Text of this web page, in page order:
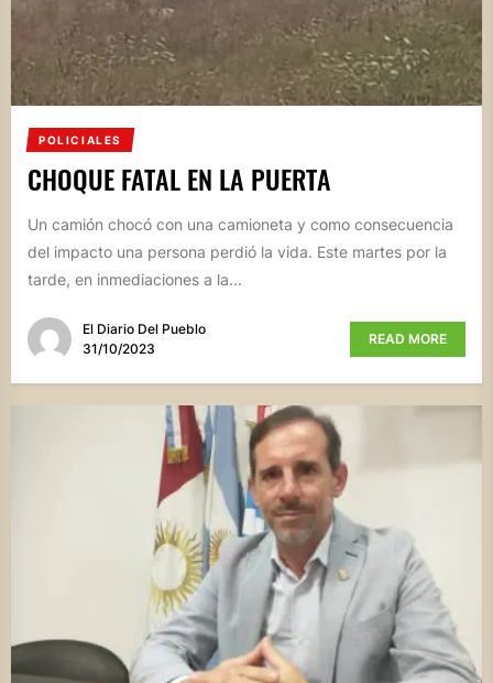
POLICIALES
CHOQUE FATAL EN LA PUERTA
Un camión chocó con una camioneta y como consecuencia
del impacto una persona perdió la vida. Este martes por la
tarde, en inmediaciones a la...
El Diario Del Pueblo
31/10/2023
READ MORE